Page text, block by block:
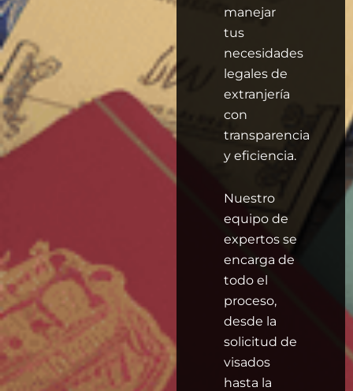
manejar
tus
necesidades
legales de
extranjería
con
transparencia
y eficiencia.
Nuestro
equipo de
expertos se
encarga de
todo el
proceso,
desde la
solicitud de
visados
hasta la